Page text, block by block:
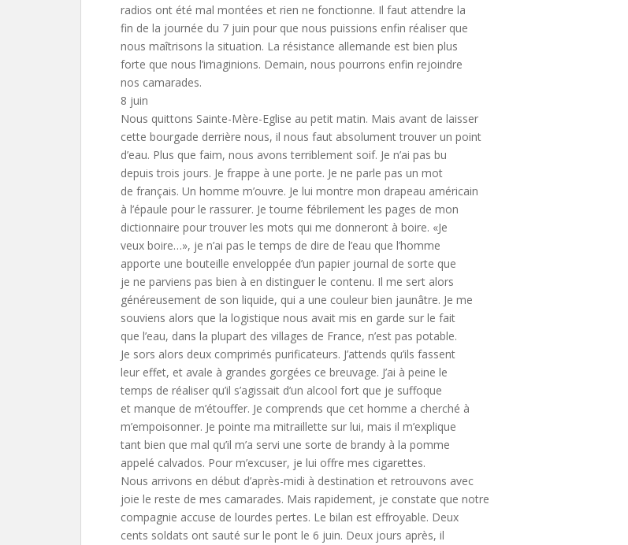
radios ont été mal montées et rien ne fonctionne. Il faut attendre la
fin de la journée du 7 juin pour que nous puissions enfin réaliser que
nous maîtrisons la situation. La résistance allemande est bien plus
forte que nous l’imaginions. Demain, nous pourrons enfin rejoindre
nos camarades.
8 juin
Nous quittons Sainte-Mère-Eglise au petit matin. Mais avant de laisser
cette bourgade derrière nous, il nous faut absolument trouver un point
d’eau. Plus que faim, nous avons terriblement soif. Je n’ai pas bu
depuis trois jours. Je frappe à une porte. Je ne parle pas un mot
de français. Un homme m’ouvre. Je lui montre mon drapeau américain
à l’épaule pour le rassurer. Je tourne fébrilement les pages de mon
dictionnaire pour trouver les mots qui me donneront à boire. «Je
veux boire…», je n’ai pas le temps de dire de l’eau que l’homme
apporte une bouteille enveloppée d’un papier journal de sorte que
je ne parviens pas bien à en distinguer le contenu. Il me sert alors
généreusement de son liquide, qui a une couleur bien jaunâtre. Je me
souviens alors que la logistique nous avait mis en garde sur le fait
que l’eau, dans la plupart des villages de France, n’est pas potable.
Je sors alors deux comprimés purificateurs. J’attends qu’ils fassent
leur effet, et avale à grandes gorgées ce breuvage. J’ai à peine le
temps de réaliser qu’il s’agissait d’un alcool fort que je suffoque
et manque de m’étouffer. Je comprends que cet homme a cherché à
m’empoisonner. Je pointe ma mitraillette sur lui, mais il m’explique
tant bien que mal qu’il m’a servi une sorte de brandy à la pomme
appelé calvados. Pour m’excuser, je lui offre mes cigarettes.
Nous arrivons en début d’après-midi à destination et retrouvons avec
joie le reste de mes camarades. Mais rapidement, je constate que notre
compagnie accuse de lourdes pertes. Le bilan est effroyable. Deux
cents soldats ont sauté sur le pont le 6 juin. Deux jours après, il